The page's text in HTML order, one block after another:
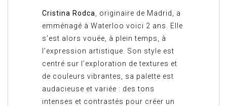
Cristina Rodca
, originaire de Madrid, a
emménagé à Waterloo voici 2 ans. Elle
s’est alors vouée, à plein temps, à
l’expression artistique. Son style est
centré sur l’exploration de textures et
de couleurs vibrantes, sa palette est
audacieuse et variée : des tons
intenses et contrastés pour créer un